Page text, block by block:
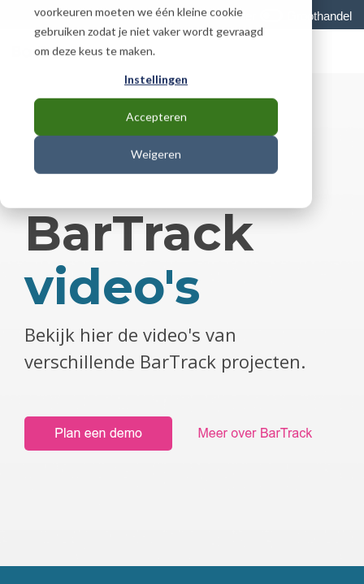
voorkeuren moeten we één kleine cookie
gebruiken zodat je niet vaker wordt gevraagd
om deze keus te maken.
Instellingen
Accepteren
Weigeren
main
Download SupportBesteller Groothandel
BarTrack
video's
Bekijk hier de video's van
verschillende BarTrack projecten.